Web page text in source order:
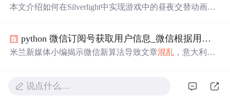
略）、常见卡点解决方案及水下探索技巧，强调环境交互
本文介绍如何在Silverlight中实现游戏中的昼夜交替动画，
python 微信订阅号获取用户信息_微信根据用户“爱好”来推送文章，你多久没收到公众号信息了？...
米兰新媒体小编揭示微信新算法导致文章混乱 ，意大利本
说点什么…